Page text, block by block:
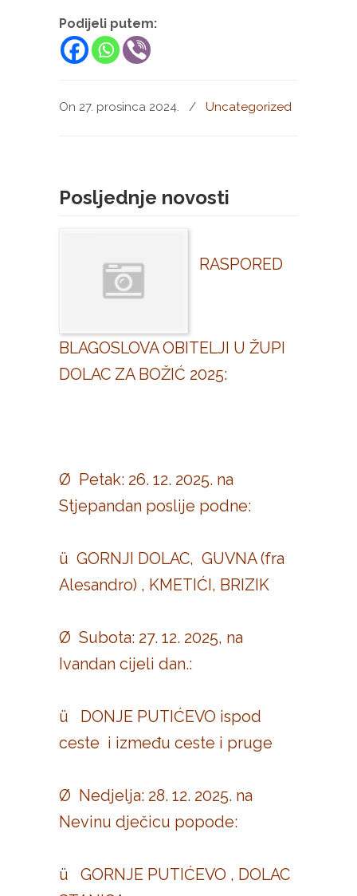
Podijeli putem:
On 27. prosinca 2024. / Uncategorized
Posljednje novosti
RASPORED
BLAGOSLOVA OBITELJI U ŽUPI
DOLAC ZA BOŽIĆ 2025:
Ø Petak: 26. 12. 2025. na
Stjepandan poslije podne:
ü GORNJI DOLAC, GUVNA (fra
Alesandro) , KMETIĆI, BRIZIK
Ø Subota: 27. 12. 2025, na
Ivandan cijeli dan.:
ü DONJE PUTIĆEVO ispod
ceste i između ceste i pruge
Ø Nedjelja: 28. 12. 2025. na
Nevinu dječicu popode:
ü GORNJE PUTIĆEVO , DOLAC